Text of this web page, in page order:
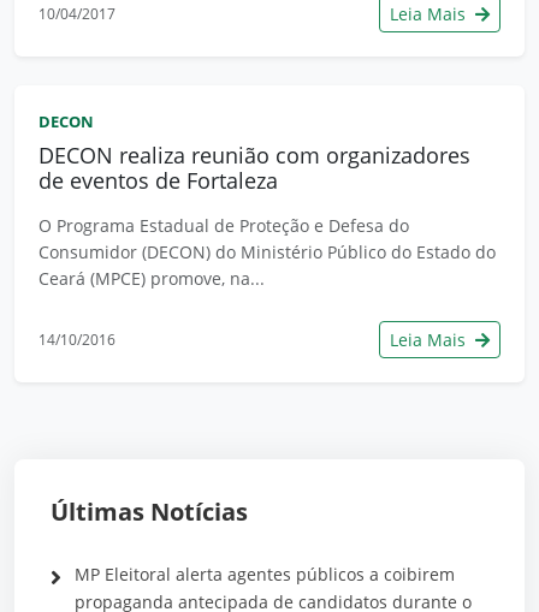
10/04/2017 Leia Mais
DECON
DECON realiza reunião com organizadores
de eventos de Fortaleza
O Programa Estadual de Proteção e Defesa do
Consumidor (DECON) do Ministério Público do Estado do
Ceará (MPCE) promove, na...
14/10/2016 Leia Mais
Últimas Notícias
MP Eleitoral alerta agentes públicos a coibirem
propaganda antecipada de candidatos durante o